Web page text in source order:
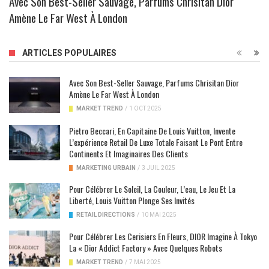
Amène Le Far West À London
ARTICLES POPULAIRES
Avec Son Best-Seller Sauvage, Parfums Chrisitan Dior
Amène Le Far West À London
MARKET TREND / 1 OCT 2025
Pietro Beccari, En Capitaine De Louis Vuitton, Invente
L’expérience Retail De Luxe Totale Faisant Le Pont Entre
Continents Et Imaginaires Des Clients
MARKETING URBAIN / 3 JUIL 2025
Pour Célébrer Le Soleil, La Couleur, L’eau, Le Jeu Et La
Liberté, Louis Vuitton Plonge Ses Invités
RETAIL DIRECTIONS / 10 MAI 2025
Pour Célébrer Les Cerisiers En Fleurs, DIOR Imagine À Tokyo
La « Dior Addict Factory » Avec Quelques Robots
MARKET TREND / 7 MAI 2025